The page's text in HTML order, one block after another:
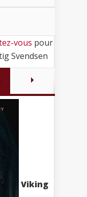
vous pour
Svendsen
Viking